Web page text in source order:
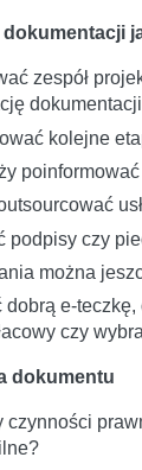
dokumentacji
zespół
kolejne
podpisy czy
można
dobrą e-
czy
dokumentu
czynności